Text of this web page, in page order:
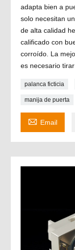
adapta bien a
solo necesitan
de alta calidad
calificado con
corroído. La
es necesario
palanca ficticia
manija de puerta
 Email